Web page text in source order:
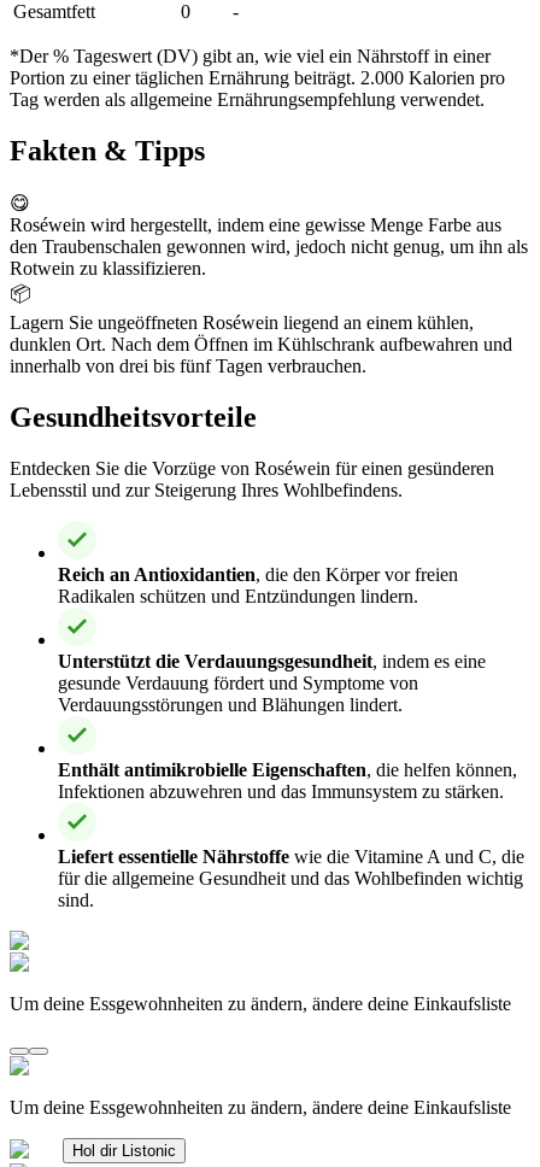
Gesamtfett
0 -
*Der % Tageswert (DV) gibt an, wie viel ein Nährstoff in einer
Portion zu einer täglichen Ernährung beiträgt. 2.000 Kalorien pro
Tag werden als allgemeine Ernährungsempfehlung verwendet.
Fakten & Tipps
😋
Roséwein wird hergestellt, indem eine gewisse Menge Farbe aus
den Traubenschalen gewonnen wird, jedoch nicht genug, um ihn als
Rotwein zu klassifizieren.
📦
Lagern Sie ungeöffneten Roséwein liegend an einem kühlen,
dunklen Ort. Nach dem Öffnen im Kühlschrank aufbewahren und
innerhalb von drei bis fünf Tagen verbrauchen.
Gesundheitsvorteile
Entdecken Sie die Vorzüge von Roséwein für einen gesünderen
Lebensstil und zur Steigerung Ihres Wohlbefindens.
Reich an Antioxidantien, die den Körper vor freien
Radikalen schützen und Entzündungen lindern.
Unterstützt die Verdauungsgesundheit, indem es eine
gesunde Verdauung fördert und Symptome von
Verdauungsstörungen und Blähungen lindert.
Enthält antimikrobielle Eigenschaften, die helfen können,
Infektionen abzuwehren und das Immunsystem zu stärken.
Liefert essentielle Nährstoffe wie die Vitamine A und C, die
für die allgemeine Gesundheit und das Wohlbefinden wichtig
sind.
Um deine Essgewohnheiten zu ändern, ändere deine Einkaufsliste
Um deine Essgewohnheiten zu ändern, ändere deine Einkaufsliste
Hol dir Listonic